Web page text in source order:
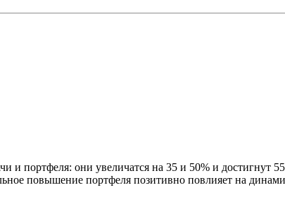
портфеля: они увеличатся на 35 и 50% и достигнут
повышение портфеля позитивно повлияет на